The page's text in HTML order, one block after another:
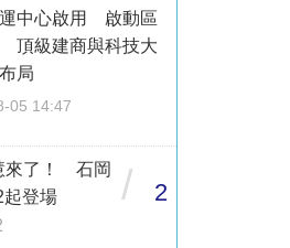
中心啟用 啟動區
頂級建商與科技大
局
05 14:47
來了！ 石岡
起登場
/ 2